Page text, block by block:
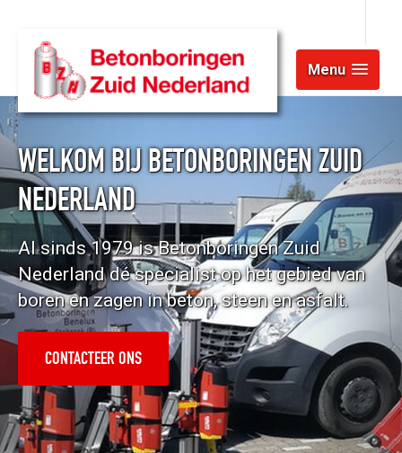
Menu
WELKOM BIJ BETONBORINGEN ZUID
NEDERLAND
Al sinds 1979 is Betonboringen Zuid
Nederland dé specialist op het gebied van
boren en zagen in beton, steen en asfalt.
CONTACTEER ONS